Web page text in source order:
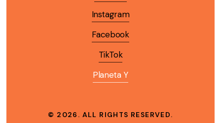
Instagram
Facebook
TikTok
Planeta Y
© 2026 . ALL RIGHTS RESERVED.